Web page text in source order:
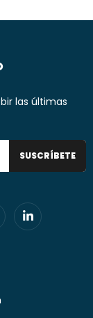
las últimas
SUSCRÍBETE